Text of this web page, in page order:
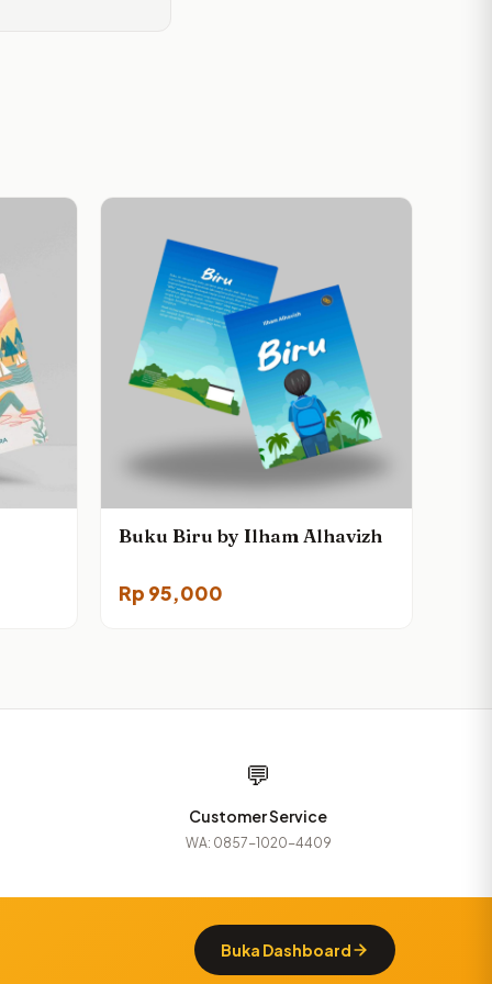
Buku Biru by Ilham Alhavizh
Rp 95,000
💬
Customer Service
WA: 0857-1020-4409
Buka Dashboard